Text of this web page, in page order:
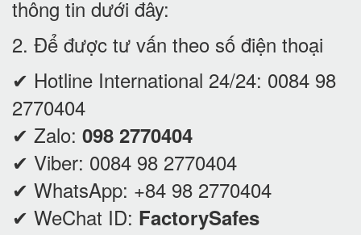
thông tin dưới đây:
2. Để được tư vấn theo số điện thoại
✔ Hotline International 24/24: 0084 98
2770404
✔ Zalo: 098 2770404
✔ Viber: 0084 98 2770404
✔ WhatsApp: +84 98 2770404
✔ WeChat ID: FactorySafes